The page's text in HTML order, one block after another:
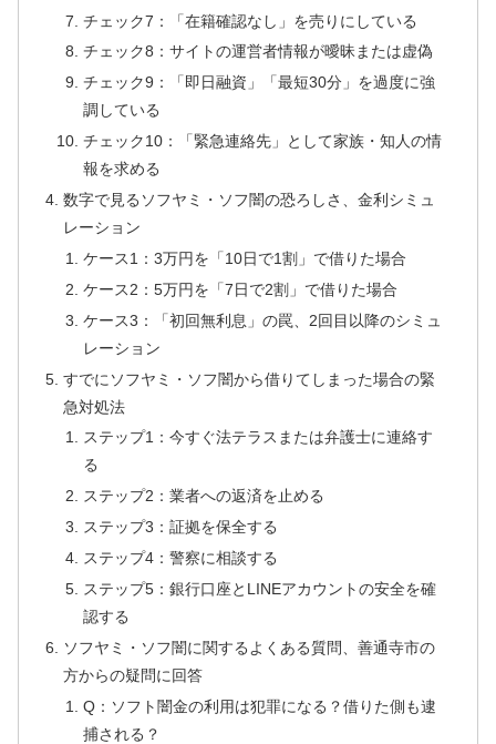
チェック7：「在籍確認なし」を売りにしている
チェック8：サイトの運営者情報が曖昧または虚偽
チェック9：「即日融資」「最短30分」を過度に強
調している
チェック10：「緊急連絡先」として家族・知人の情
報を求める
数字で見るソフヤミ・ソフ闇の恐ろしさ、金利シミュ
レーション
ケース1：3万円を「10日で1割」で借りた場合
ケース2：5万円を「7日で2割」で借りた場合
ケース3：「初回無利息」の罠、2回目以降のシミュ
レーション
すでにソフヤミ・ソフ闇から借りてしまった場合の緊
急対処法
ステップ1：今すぐ法テラスまたは弁護士に連絡す
る
ステップ2：業者への返済を止める
ステップ3：証拠を保全する
ステップ4：警察に相談する
ステップ5：銀行口座とLINEアカウントの安全を確
認する
ソフヤミ・ソフ闇に関するよくある質問、善通寺市の
方からの疑問に回答
Q：ソフト闇金の利用は犯罪になる？借りた側も逮
捕される？